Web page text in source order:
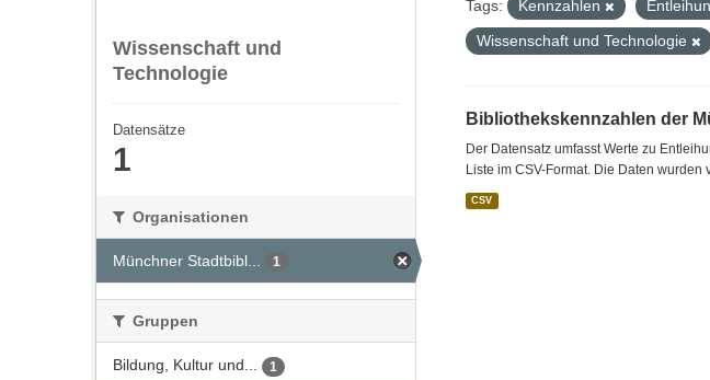
Wissenschaft und
Technologie
Datensätze
1
Organisationen
Münchner Stadtbibl... 1
Gruppen
Bildung, Kultur und... 1
Tags: Kennzahlen
Wissenschaft und Technologie
Bibliothekskennzahlen der
Der Datensatz umfasst Werte zu
Liste im CSV-Format. Die Daten wurden
CSV